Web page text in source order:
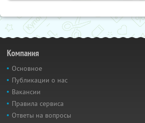
Компания
Основное
Публикации о нас
Вакансии
Правила сервиса
Ответы на вопросы